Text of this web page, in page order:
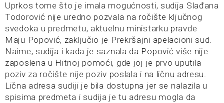
Uprkos tome što je imala mogućnosti, sudija Slađana
Todorović nije uredno pozvala na ročište ključnog
svedoka u predmetu, aktuelnu ministarku pravde
Maju Popović, zaključio je Prekršajni apelacioni sud.
Naime, sudija i kada je saznala da Popović više nije
zaposlena u Hitnoj pomoći, gde joj je prvo uputila
poziv za ročište nije poziv poslala i na ličnu adresu.
Lična adresa sudiji je bila dostupna jer se nalazila u
spisima predmeta i sudija je tu adresu mogla da